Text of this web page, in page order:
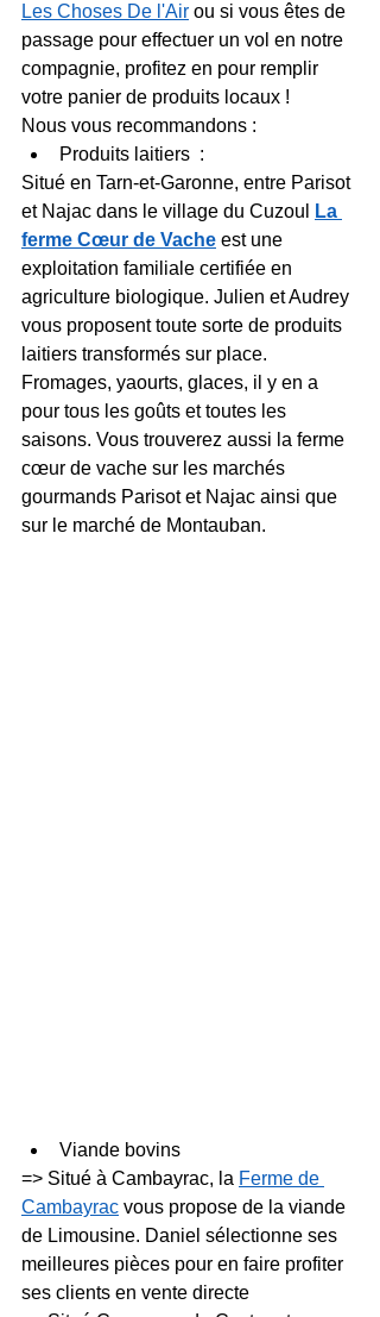
Les Choses De l'Air ou si vous êtes de
passage pour effectuer un vol en notre
compagnie, profitez en pour remplir
votre panier de produits locaux !
Nous vous recommandons :
Produits laitiers  :
Situé en Tarn-et-Garonne, entre Parisot
et Najac dans le village du Cuzoul
La
ferme Cœur de Vache est une
exploitation familiale certifiée en
agriculture biologique. Julien et Audrey
vous proposent toute sorte de produits
laitiers transformés sur place.
Fromages, yaourts, glaces, il y en a
pour tous les goûts et toutes les
saisons. Vous trouverez aussi la ferme
cœur de vache sur les marchés
gourmands Parisot et Najac ainsi que
sur le marché de Montauban.
Viande bovins
=> Situé à Cambayrac, la Ferme de
Cambayrac vous propose de la viande
de Limousine. Daniel sélectionne ses
meilleures pièces pour en faire profiter
ses clients en vente directe